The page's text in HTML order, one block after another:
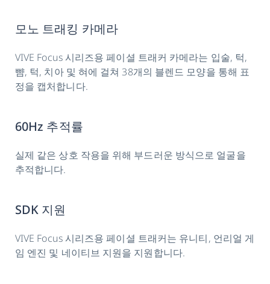
모노 트래킹 카메라
VIVE Focus 시리즈용 페이셜 트래커 카메라는 입술, 턱,
뺨, 턱, 치아 및 혀에 걸쳐 38개의 블렌드 모양을 통해 표
정을 캡처합니다.
60Hz 추적률
실제 같은 상호 작용을 위해 부드러운 방식으로 얼굴을
추적합니다.
SDK 지원
VIVE Focus 시리즈용 페이셜 트래커는 유니티, 언리얼 게
임 엔진 및 네이티브 지원을 지원합니다.